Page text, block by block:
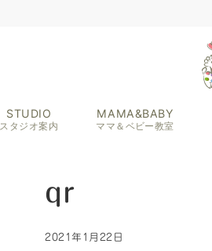
STUDIO
スタジオ案内
MAMA&BABY
ママ＆ベビー教室
qr
2021年1月22日